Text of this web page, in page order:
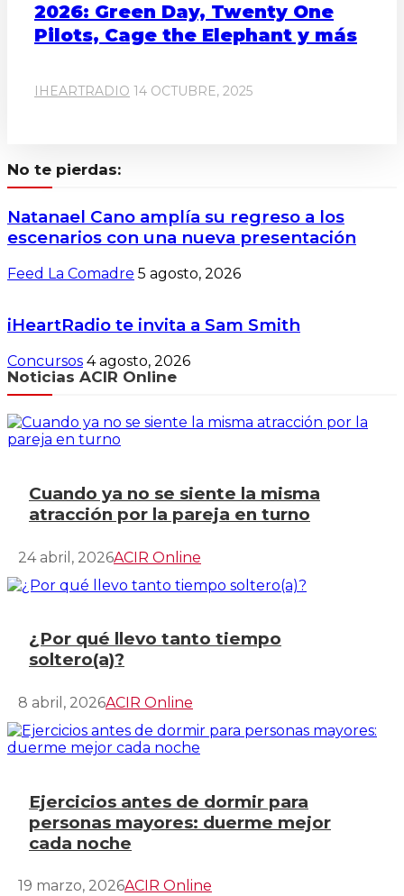
2026: Green Day, Twenty One
Pilots, Cage the Elephant y más
IHEARTRADIO 14 OCTUBRE, 2025
No te pierdas:
Natanael Cano amplía su regreso a los
escenarios con una nueva presentación
Feed La Comadre 5 agosto, 2026
iHeartRadio te invita a Sam Smith
Concursos 4 agosto, 2026
Noticias ACIR Online
Cuando ya no se siente la misma
atracción por la pareja en turno
24 abril, 2026ACIR Online
¿Por qué llevo tanto tiempo
soltero(a)?
8 abril, 2026ACIR Online
Ejercicios antes de dormir para
personas mayores: duerme mejor
cada noche
19 marzo, 2026ACIR Online